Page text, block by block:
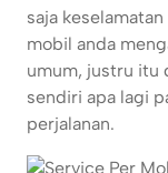
saja
mobil anda
umum, justru itu
sendiri apa lagi
perjalanan.